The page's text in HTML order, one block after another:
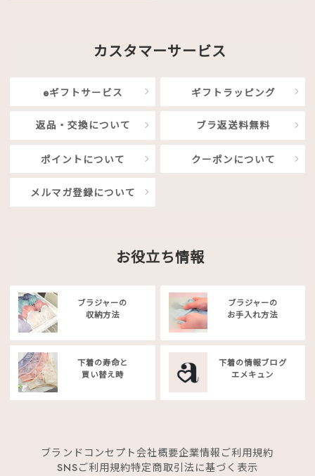
カスタマーサービス
eギフトサービス ギフトラッピング
返品・交換について ブラ返送料無料
ポイントについて クーポンについて
メルマガ登録について
お役立ち情報
ブラジャーの
収納方法
ブラジャーの
お手入れ方法
下着の寿命と
買い替え時
下着の情報ブログ
エメキュン
ブランドコンセプト会社概要企業情報 ご利用規約
SNSご利用規約特定商取引法に基づく表示